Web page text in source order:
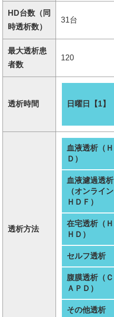
HD台数（同
時透析数）
31台
最大透析患
者数
120
透析時間 日曜日【1】
透析方法
血液透析（Ｈ
Ｄ）
血液濾過透析
（オンライン
ＨＤＦ）
在宅透析（Ｈ
ＨＤ）
セルフ透析
腹膜透析（Ｃ
ＡＰＤ）
その他透析